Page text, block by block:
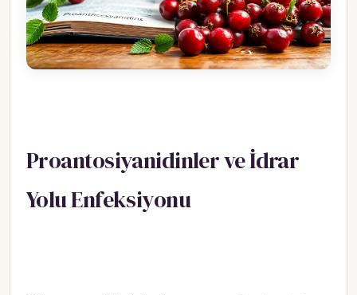
Proantosiyanidinler ve İdrar
Yolu Enfeksiyonu